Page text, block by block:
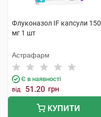
Флуконазол IF капсули 150
мг 1 шт
Астрафарм
Є в наявності
від 51.20 грн
КУПИТИ